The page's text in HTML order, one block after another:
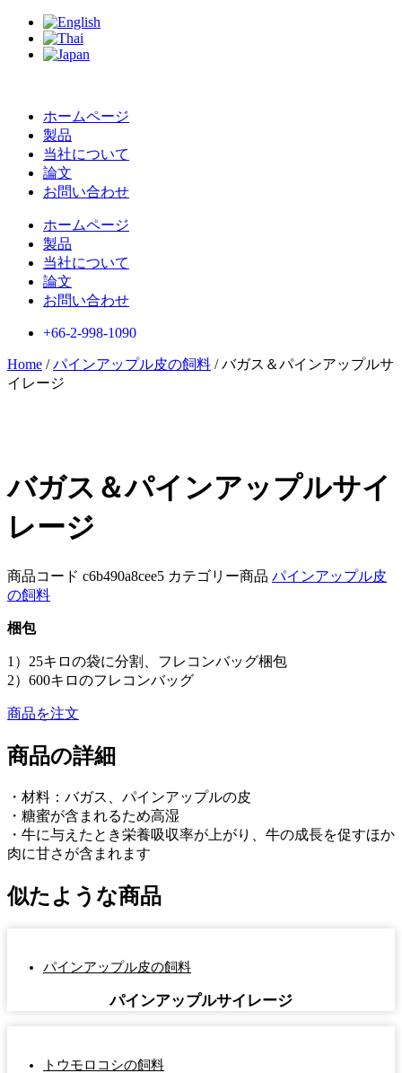
Skip
content
ホームページ
製品
当社について
論文
お問い合わせ
ホームページ
製品
当社について
論文
お問い合わせ
+66-2-998-1090
Home /パインアップル皮の飼料 / バガス＆パインアップルサ
イレージ
バガス＆パインアップルサイ
レージ
商品コード c6b490a8cee5 カテゴリー商品 パインアップル皮
の飼料
梱包
1）25キロの袋に分割、フレコンバッグ梱包
2）600キロのフレコンバッグ
商品を注文
商品の詳細
・材料：バガス、パインアップルの皮
・糖蜜が含まれるため高湿
・牛に与えたとき栄養吸収率が上がり、牛の成長を促すほか
肉に甘さが含まれます
似たような商品
パインアップル皮の飼料
パインアップルサイレージ
トウモロコシの飼料